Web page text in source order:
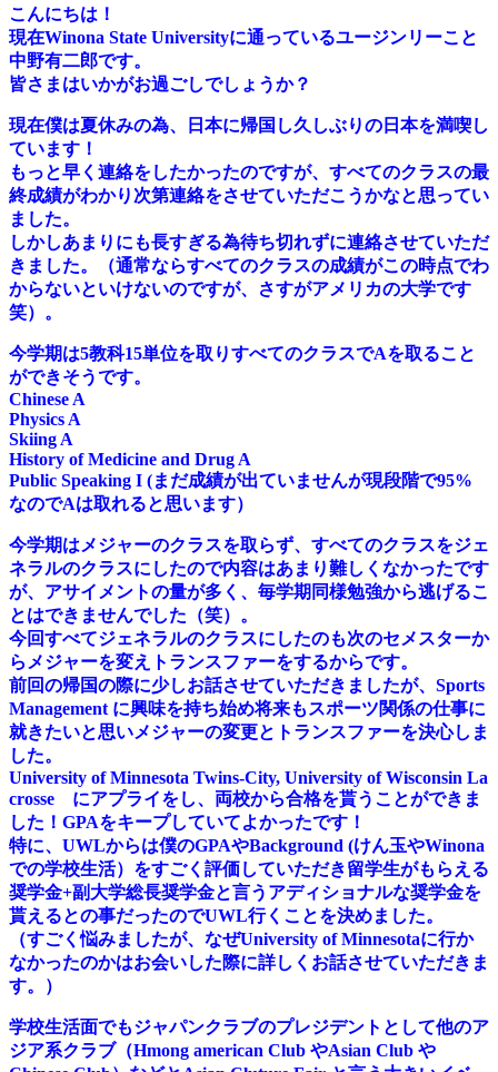
こんにちは！
現在Winona State Universityに通っているユージンリーこと
中野有二郎です。
皆さまはいかがお過ごしでしょうか？
現在僕は夏休みの為、日本に帰国し久しぶりの日本を満喫し
ています！
もっと早く連絡をしたかったのですが、すべてのクラスの最
終成績がわかり次第連絡をさせていただこうかなと思ってい
ました。
しかしあまりにも長すぎる為待ち切れずに連絡させていただ
きました。（通常ならすべてのクラスの成績がこの時点でわ
からないといけないのですが、さすがアメリカの大学です
笑）。
今学期は5教科15単位を取りすべてのクラスでAを取ること
ができそうです。
Chinese A
Physics A
Skiing A
History of Medicine and Drug A
Public Speaking I (まだ成績が出ていませんが現段階で95%
なのでAは取れると思います）
今学期はメジャーのクラスを取らず、すべてのクラスをジェ
ネラルのクラスにしたので内容はあまり難しくなかったです
が、アサイメントの量が多く、毎学期同様勉強から逃げるこ
とはできませんでした（笑）。
今回すべてジェネラルのクラスにしたのも次のセメスターか
らメジャーを変えトランスファーをするからです。
前回の帰国の際に少しお話させていただきましたが、Sports
Management に興味を持ち始め将来もスポーツ関係の仕事に
就きたいと思いメジャーの変更とトランスファーを決心しま
した。
University of Minnesota Twins-City, University of Wisconsin La
crosse にアプライをし、両校から合格を貰うことができま
した！GPAをキープしていてよかったです！
特に、UWLからは僕のGPAやBackground (けん玉やWinona
での学校生活）をすごく評価していただき留学生がもらえる
奨学金+副大学総長奨学金と言うアディショナルな奨学金を
貰えるとの事だったのでUWL行くことを決めました。
（すごく悩みましたが、なぜUniversity of Minnesotaに行か
なかったのかはお会いした際に詳しくお話させていただきま
す。）
学校生活面でもジャパンクラブのプレジデントとして他のア
ジア系クラブ（Hmong american Club やAsian Club や